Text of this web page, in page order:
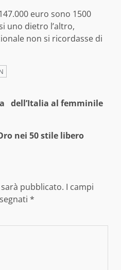
euro sono 1500
uno dietro l’altro,
non si ricordasse di
dell’Italia al femminile
nei 50 stile libero
pubblicato. I campi
*